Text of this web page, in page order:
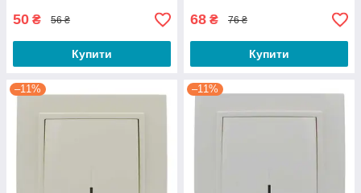
50 ₴ 56 ₴
Купити
68 ₴ 76 ₴
Купити
–11% –11%